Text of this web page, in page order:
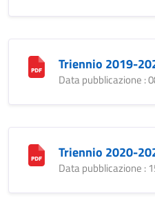
Triennio 2019-
Data pubblicazione :
Triennio 2020-
Data pubblicazione :